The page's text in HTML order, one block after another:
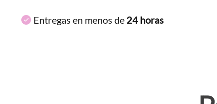
Entregas en menos de 24 horas